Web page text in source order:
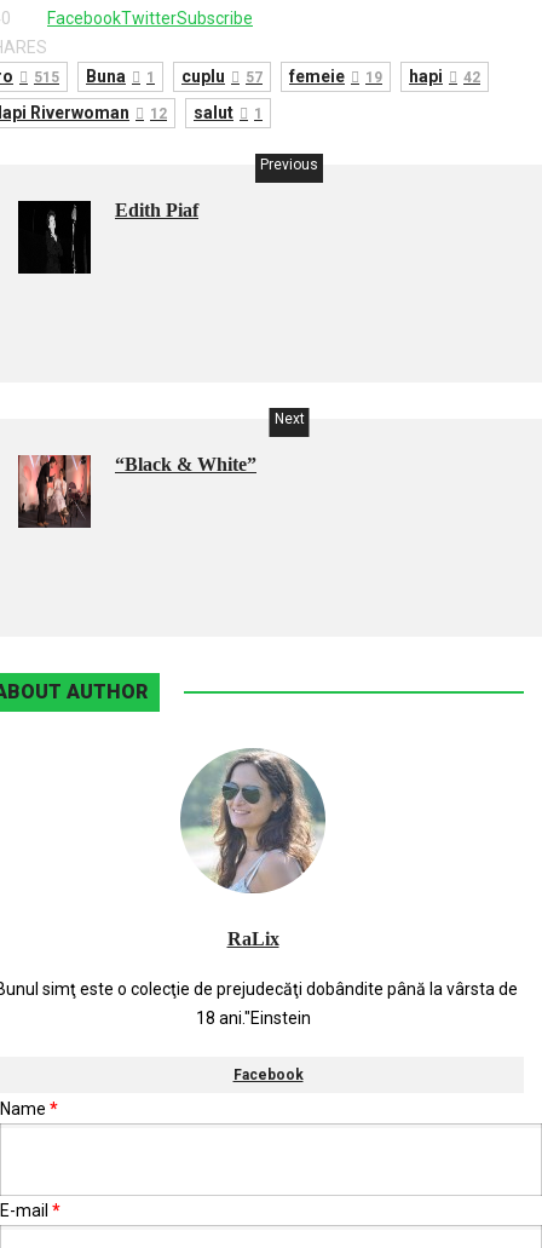
FacebookTwitterSubscribe
515 Buna 1 cuplu 57 femeie 19 hapi 42
Riverwoman 12 salut 1
Previous
Edith Piaf
Next
“Black & White”
AUTHOR
RaLix
simţ este o colecţie de prejudecăţi dobândite până la vârsta de
18 ani."Einstein
Facebook
Name *
E-mail *